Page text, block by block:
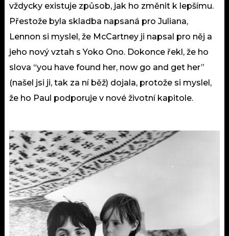
vždycky existuje způsob, jak ho změnit k lepšímu.
Přestože byla skladba napsaná pro Juliana,
Lennon si myslel, že McCartney ji napsal pro něj a
jeho nový vztah s Yoko Ono. Dokonce řekl, že ho
slova “you have found her, now go and get her”
(našel jsi ji, tak za ní běž) dojala, protože si myslel,
že ho Paul podporuje v nové životní kapitole.